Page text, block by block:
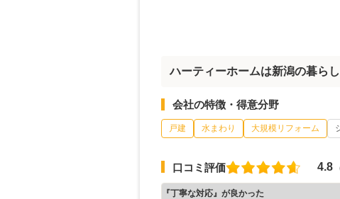
ハーティーホームは新潟の暮ら
会社の特徴・得意分野
戸建 水まわり 大規模リフォーム
口コミ評価 4.8
『丁寧な対応』が良かった